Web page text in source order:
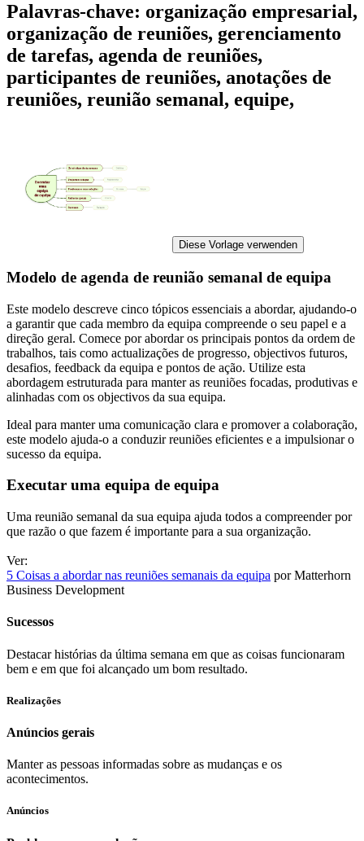
Palavras-chave: organização empresarial,
organização de reuniões, gerenciamento
de tarefas, agenda de reuniões,
participantes de reuniões, anotações de
reuniões, reunião semanal, equipe,
Diese Vorlage verwenden
Modelo de agenda de reunião semanal de equipa
Este modelo descreve cinco tópicos essenciais a abordar, ajudando-o
a garantir que cada membro da equipa compreende o seu papel e a
direção geral. Comece por abordar os principais pontos da ordem de
trabalhos, tais como actualizações de progresso, objectivos futuros,
desafios, feedback da equipa e pontos de ação. Utilize esta
abordagem estruturada para manter as reuniões focadas, produtivas e
alinhadas com os objectivos da sua equipa.
Ideal para manter uma comunicação clara e promover a colaboração,
este modelo ajuda-o a conduzir reuniões eficientes e a impulsionar o
sucesso da equipa.
Executar uma equipa de equipa
Uma reunião semanal da sua equipa ajuda todos a compreender por
que razão o que fazem é importante para a sua organização.
Ver:
5 Coisas a abordar nas reuniões semanais da equipa por Matterhorn
Business Development
Sucessos
Destacar histórias da última semana em que as coisas funcionaram
bem e em que foi alcançado um bom resultado.
Realizações
Anúncios gerais
Manter as pessoas informadas sobre as mudanças e os
acontecimentos.
Anúncios